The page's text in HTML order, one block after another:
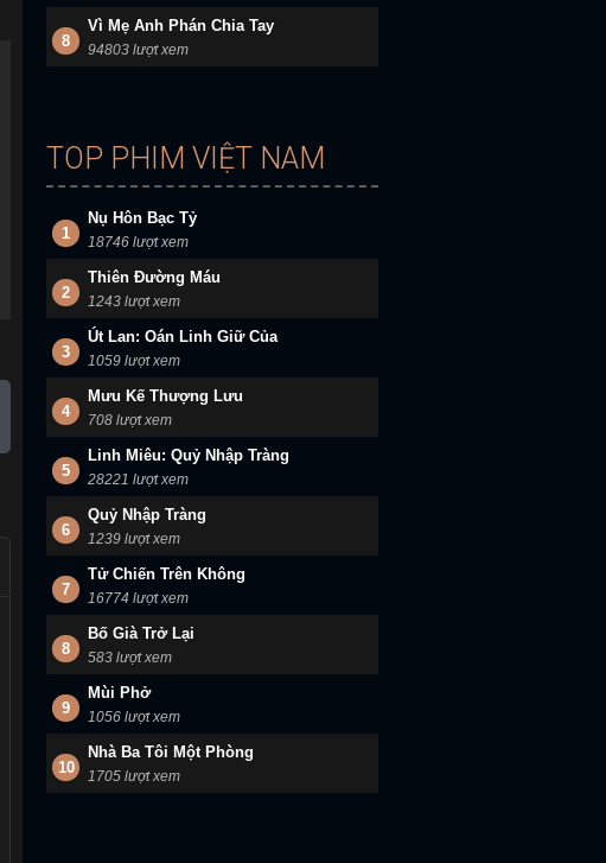
8
Vì Mẹ Anh Phán Chia Tay
94803 lượt xem
TOP PHIM VIỆT NAM
1
Nụ Hôn Bạc Tỷ
18746 lượt xem
2
Thiên Đường Máu
1243 lượt xem
3
Út Lan: Oán Linh Giữ Của
1059 lượt xem
4
Mưu Kế Thượng Lưu
708 lượt xem
5
Linh Miêu: Quỷ Nhập Tràng
28221 lượt xem
6
Quỷ Nhập Tràng
1239 lượt xem
7
Tử Chiến Trên Không
16774 lượt xem
8
Bố Già Trở Lại
583 lượt xem
9
Mùi Phở
1056 lượt xem
10
Nhà Ba Tôi Một Phòng
1705 lượt xem